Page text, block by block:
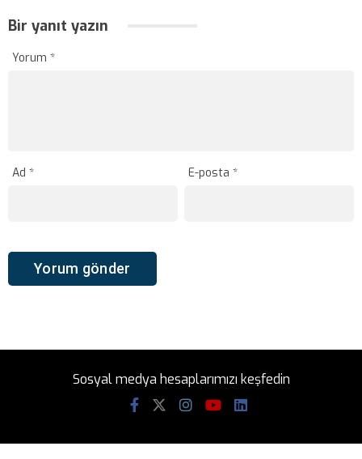
Bir yanıt yazın
Yorum *
Ad * E-posta*
Sosyal medya hesaplarımızı keşfedin